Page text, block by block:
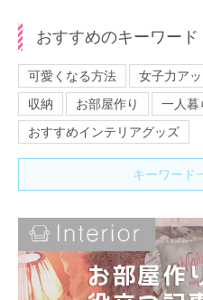
おすすめのキーワード
可愛くなる方法 女子力ア
収納
お部屋作り
一人暮
おすすめインテリアグッズ
キーワード